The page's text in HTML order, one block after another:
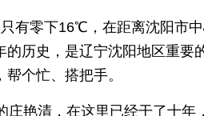
有零下16℃，在距离沈阳市
的历史，是辽宁沈阳地区重
个忙、搭把手。
庄艳清，在这里已经干了十